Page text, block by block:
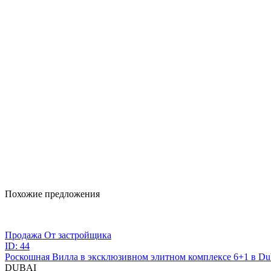
Похожие предложения
Продажа От застройщика
ID: 44
Роскошная Вилла в эксклюзивном элитном комплексе 6+1 в
DUBAI